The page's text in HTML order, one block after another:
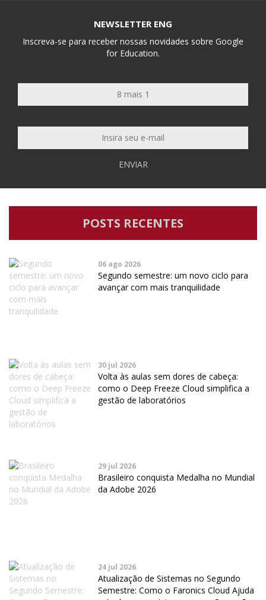
NEWSLETTER ENG
Inscreva-se para receber nossas novidades sobre Google
for Education.
ENVIAR
POSTS RECENTES
06 ago 2026
Segundo semestre: um novo ciclo para
avançar com mais tranquilidade
30 jul 2026
Volta às aulas sem dores de cabeça:
como o Deep Freeze Cloud simplifica a
gestão de laboratórios
29 jul 2026
Brasileiro conquista Medalha no Mundial
da Adobe 2026
24 jul 2026
Atualização de Sistemas no Segundo
Semestre: Como o Faronics Cloud Ajuda